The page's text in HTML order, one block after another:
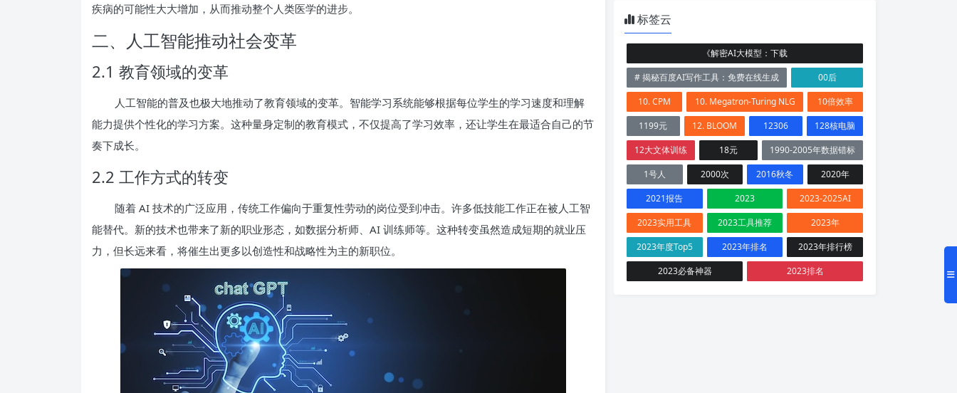
疾病的可能性大大增加，从而推动整个人类医学的进步。
二、人工智能推动社会变革
2.1 教育领域的变革
人工智能的普及也极大地推动了教育领域的变革。智能学习系统能够根据每位学生的学习速度和理解
能力提供个性化的学习方案。这种量身定制的教育模式，不仅提高了学习效率，还让学生在最适合自己的节
奏下成长。
2.2 工作方式的转变
随着 AI 技术的广泛应用，传统工作偏向于重复性劳动的岗位受到冲击。许多低技能工作正在被人工智
能替代。新的技术也带来了新的职业形态，如数据分析师、AI 训练师等。这种转变虽然造成短期的就业压
力，但长远来看，将催生出更多以创造性和战略性为主的新职位。
标签云
《解密AI大模型：下载
# 揭秘百度AI写作工具：免费在线生成
00后
10. CPM
10. Megatron-Turing NLG
10倍效率
1199元
12. BLOOM 12306
128核电脑
12大文体训练
18元
1990-2005年数据错标
1号人
2000次 2016秋冬
2020年
2021报告
2023
2023-2025AI
2023实用工具
2023工具推荐
2023年
2023年度Top5
2023年排名
2023年排行榜
2023必备神器
2023排名